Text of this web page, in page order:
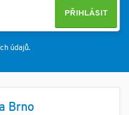
PŘIHLÁSIT
údajů.
Brno